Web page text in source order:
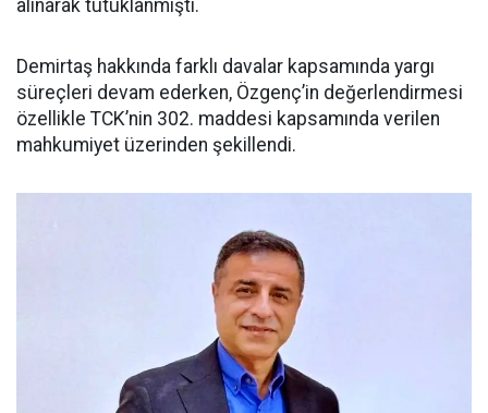
alınarak tutuklanmıştı.
Demirtaş hakkında farklı davalar kapsamında yargı
süreçleri devam ederken, Özgenç’in değerlendirmesi
özellikle TCK’nin 302. maddesi kapsamında verilen
mahkumiyet üzerinden şekillendi.